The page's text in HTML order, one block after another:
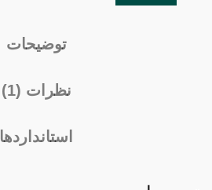
توضیحات
نظرات (1)
استانداردها